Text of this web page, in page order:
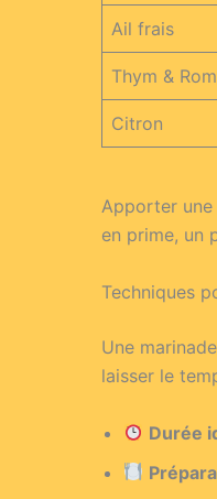
Ail frais
Thym &
Citron
Apporter
en prime, un
Techniques
Une
laisser le
Durée